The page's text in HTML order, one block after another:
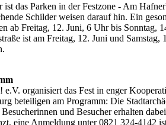
das Parken in der Festzone - Am
Schilder weisen darauf hin. Ein
ab Freitag, 12. Juni, 6 Uhr bis Sonntag,
ist am Freitag, 12. Juni und
e.V. organisiert das Fest in enger
beteiligen am Programm: Die
und Besucher erhalten
eine Anmeldung unter 0821 324-4142